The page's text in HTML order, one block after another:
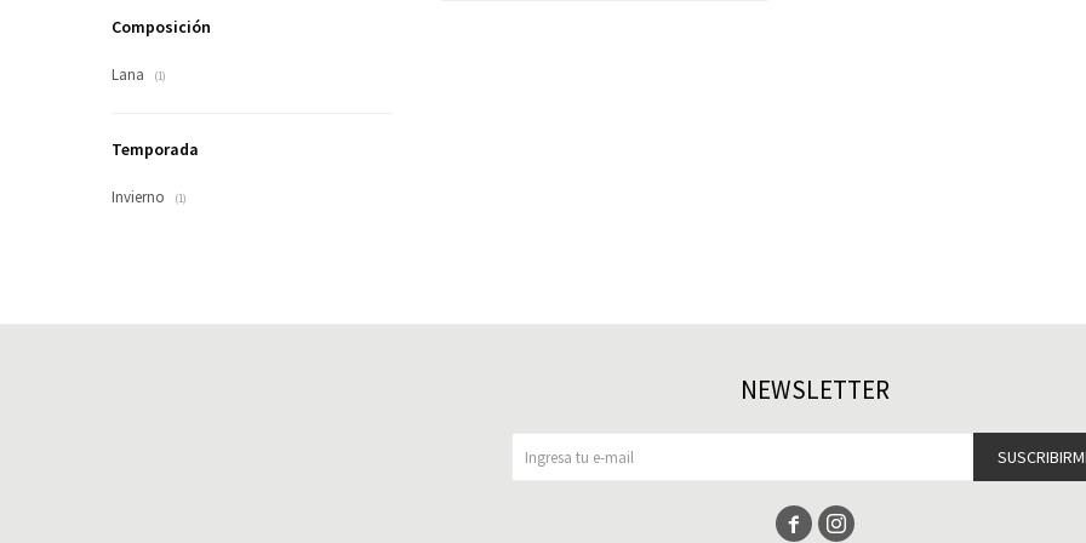
Composición
Lana (1)
Temporada
Invierno (1)
NEWSLETTER
 